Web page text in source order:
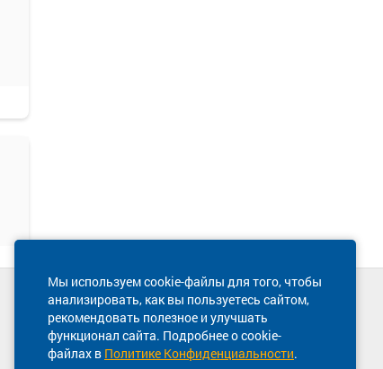
Мы используем cookie-файлы для того, чтобы
анализировать, как вы пользуетесь сайтом,
рекомендовать полезное и улучшать
функционал сайта. Подробнее о cookie-
файлах в Политике Конфиденциальности.
Техническая поддержка сайта
8 800 600-03-38